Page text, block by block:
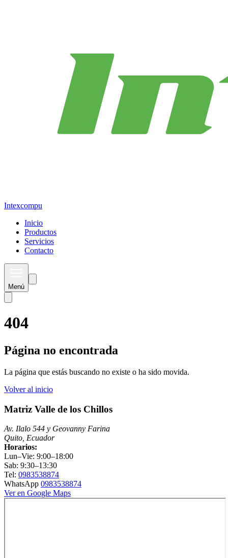
Intexcompu
Inicio
Productos
Servicios
Contacto
Menú
404
Página no encontrada
La página que estás buscando no existe o ha sido movida.
Volver al inicio
Matriz Valle de los Chillos
Av. Ilalo 544 y Geovanny Farina
Quito, Ecuador
Horarios:
Lun–Vie: 9:00–18:00
Sab: 9:30–13:30
Tel: 0983538874
WhatsApp 0983538874
Ver en Google Maps